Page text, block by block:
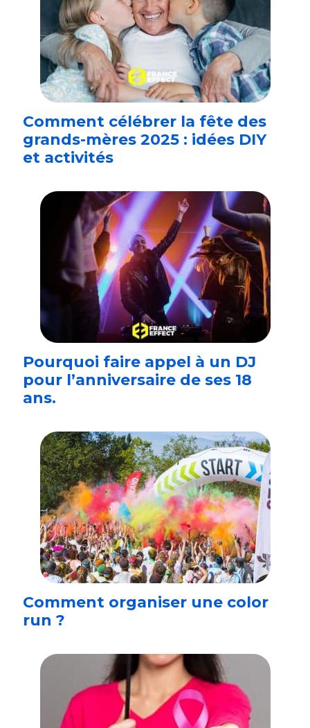
Comment célébrer la fête des
grands-mères 2025 : idées DIY
et activités
Pourquoi faire appel à un DJ
pour l’anniversaire de ses 18
ans.
Comment organiser une color
run ?